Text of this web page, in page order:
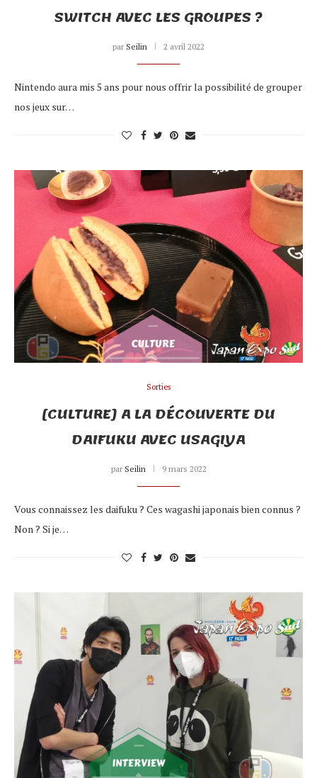
SWITCH AVEC LES GROUPES ?
par Seilin 2 avril 2022
Nintendo aura mis 5 ans pour nous offrir la possibilité de grouper
nos jeux sur…
Sorties
[CULTURE] A LA DÉCOUVERTE DU
DAIFUKU AVEC USAGIYA
par Seilin 9 mars 2022
Vous connaissez les daifuku ? Ces wagashi japonais bien connus ?
Non ? Si je…